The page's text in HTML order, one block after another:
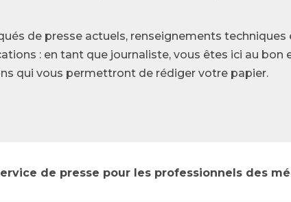
de presse actuels, renseignements
: en tant que journaliste, vous êtes ici au bon
qui vous permettront de rédiger votre papier.
de presse pour les professionnels des